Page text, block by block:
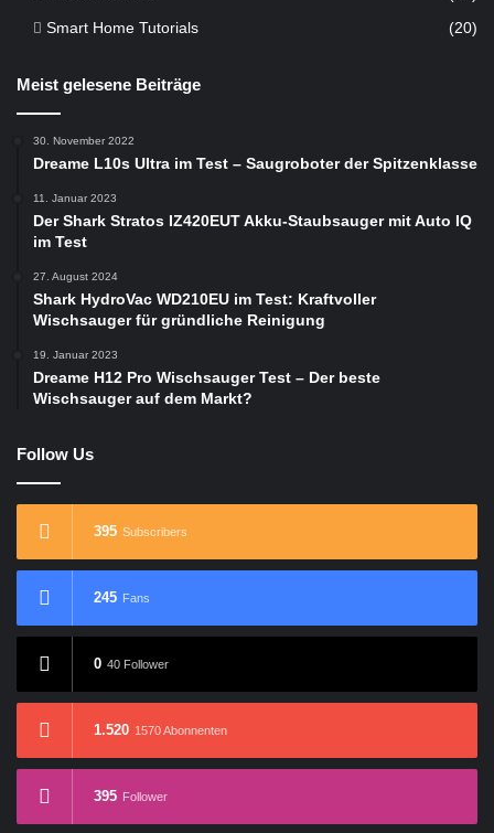
Smart Home Tutorials
(20)
Meist gelesene Beiträge
30. November 2022
Dreame L10s Ultra im Test – Saugroboter der Spitzenklasse
11. Januar 2023
Der Shark Stratos IZ420EUT Akku-Staubsauger mit Auto IQ
im Test
27. August 2024
Shark HydroVac WD210EU im Test: Kraftvoller
Wischsauger für gründliche Reinigung
19. Januar 2023
Dreame H12 Pro Wischsauger Test – Der beste
Wischsauger auf dem Markt?
Follow Us
395 Subscribers
245 Fans
0 40 Follower
1.520 1570 Abonnenten
395 Follower